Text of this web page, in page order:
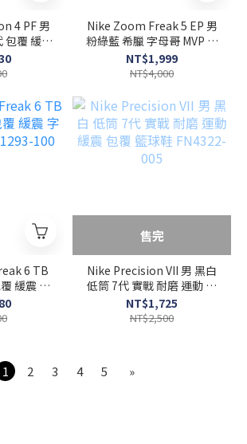
4 PF 男
包覆 緩震
800
Nike Zoom Freak 5 EP 男
粉綠藍 希臘 字母哥 MVP 籃
球 實戰 籃球鞋 DX4996-
100
NT$1,999
NT$4,000
6 TB
緩震 字
100
售完
Nike Precision VII 男 黑白
低筒 7代 實戰 耐磨 運動 緩
震 包覆 籃球鞋 FN4322-
005
NT$1,725
NT$2,500
1 2 3 4 5 »